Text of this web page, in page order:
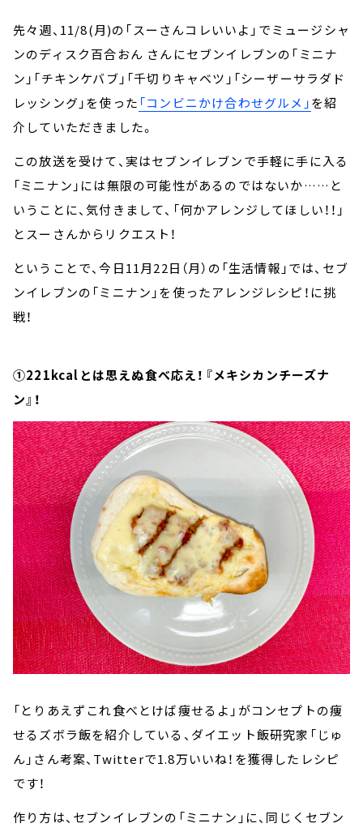
先々週、11/8(月)の「スーさんコレいいよ」でミュージシャ
ンのディスク百合おん さんにセブンイレブンの「ミニナ
ン」「チキンケバブ」「千切りキャベツ」「シーザーサラダド
レッシング」を使った 「コンビニかけ合わせグルメ」を紹
介していただきました。
この放送を受けて、実はセブンイレブンで手軽に手に入る
「ミニナン」には無限の可能性があるのではないか……と
いうことに、気付きまして、「何かアレンジしてほしい！！」
とスーさんからリクエスト！
ということで、今日11月22日（月）の「生活情報」では、セブ
ンイレブンの「ミニナン」を使ったアレンジレシピ！に挑
戦！
①221kcalとは思えぬ食べ応え！『メキシカンチーズナ
ン』！
「とりあえずこれ食べとけば痩せるよ」がコンセプトの痩
せるズボラ飯を紹介している、ダイエット飯研究家「じゅ
ん」さん考案、Twitterで1.8万いいね！を獲得したレシピ
です！
作り方は、セブンイレブンの「ミニナン」に、同じくセブン